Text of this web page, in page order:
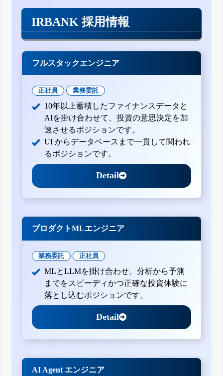
IRBANK 採用情報
フルスタックエンジニア
正社員 業務委託
10年以上蓄積したファイナンスデータと
AIを掛け合わせて、投資の意思決定を加
速させるポジションです。
UI からデータベースまで一貫して関われ
るポジションです。
Detail
プロダクトMLエンジニア
業務委託 正社員
MLとLLMを掛け合わせ、分析から予測
までをスピーディかつ正確な投資体験に
落とし込むポジションです。
Detail
AI Agent エンジニア